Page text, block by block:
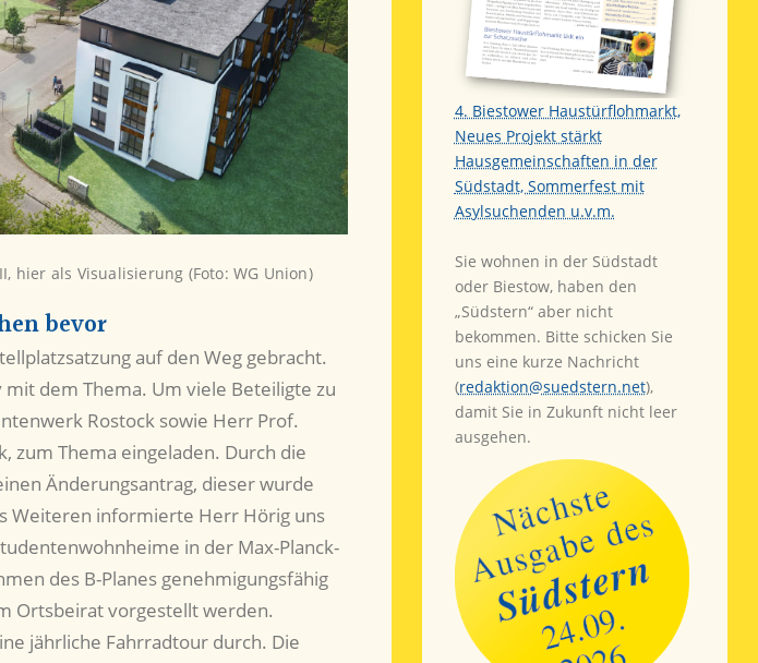
hier als Visualisierung (Foto: WG Union)
bevor
auf den Weg gebracht.
dem Thema. Um viele Beteiligte zu
Rostock sowie Herr Prof.
zum Thema eingeladen. Durch die
Änderungsantrag, dieser wurde
Weiteren informierte Herr Hörig uns
in der Max-Planck-
des B-Planes genehmigungsfähig
Ortsbeirat vorgestellt werden.
jährliche Fahrradtour durch. Die
4. Biestower Haustürflohmarkt,
Neues Projekt stärkt
Hausgemeinschaften in der
Südstadt, Sommerfest mit
Asylsuchenden u.v.m.
Sie wohnen in der Südstadt
oder Biestow, haben den
„Südstern“ aber nicht
bekommen. Bitte schicken Sie
uns eine kurze Nachricht
(redaktion@suedstern.net),
damit Sie in Zukunft nicht leer
ausgehen.